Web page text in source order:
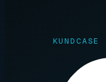
KUNDCASE